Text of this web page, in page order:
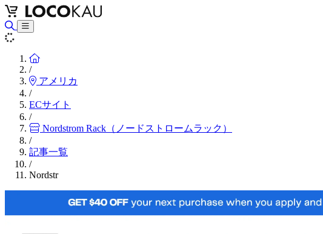
Home
/
アメリカ
/
ECサイト
/
Nordstrom Rack（ノードストロームラック）
/
記事一覧
/
Nordstr